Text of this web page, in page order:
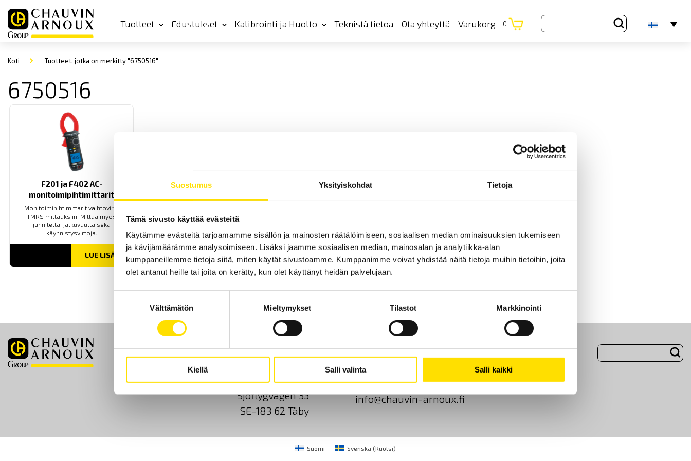
Suostumus Yksityiskohdat Tietoja
Tämä sivusto käyttää evästeitä
Käytämme evästeitä tarjoamamme sisällön ja mainosten räätälöimiseen, sosiaalisen median ominaisuuksien tukemiseen
ja kävijämäärämme analysoimiseen. Lisäksi jaamme sosiaalisen median, mainosalan ja analytiikka-alan
kumppaneillemme tietoja siitä, miten käytät sivustoamme. Kumppanimme voivat yhdistää näitä tietoja muihin tietoihin, joita
olet antanut heille tai joita on kerätty, kun olet käyttänyt heidän palvelujaan.
Välttämätön Mieltymykset Tilastot Markkinointi
Kiellä Salli valinta Salli kaikki
Tuotteet Edustukset Kalibrointi ja Huolto Teknistä tietoa Ota yhteyttä Varukorg 0
Koti Tuotteet, jotka on merkitty "6750516"
6750516
F201 ja F402 AC-
monitoimipihtimittarit
Monitoimipihtimittarit vaihtovirta
TMRS mittauksiin. Mittaa myös
jännitettä, jatkuvuutta sekä
käynnistysvirtoja.
LUE LISÄÄ
Etusivu Ota yhteyttä Tietoa meistä GDPR Evästeet
CA Mätsystem AB
Sjöflygvägen 35
SE-183 62 Täby
+46 8 50 52 68 00
info@chauvin-arnoux.fi
Suomi Svenska (Ruotsi)